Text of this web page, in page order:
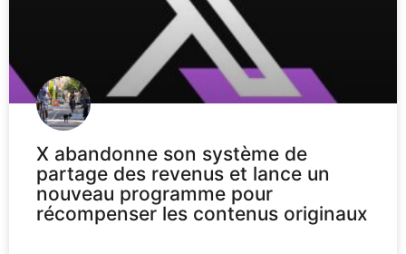
X abandonne son système de
partage des revenus et lance un
nouveau programme pour
récompenser les contenus originaux